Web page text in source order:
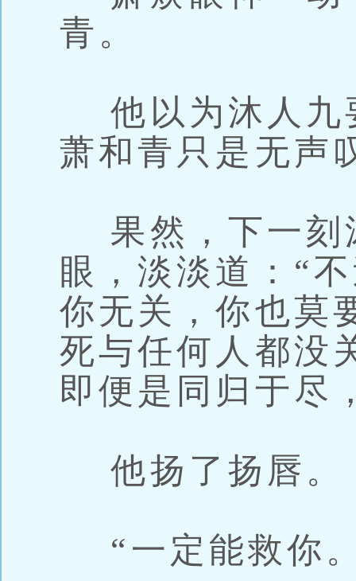
青。
他以为沐人九
萧和青只是无声
果然，下一刻
眼，淡淡道：“
你无关，你也莫
死与任何人都没
即便是同归于尽
他扬了扬唇。
“一定能救你